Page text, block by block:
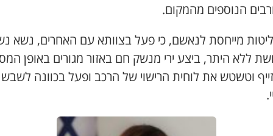
הנוספים מהמקום.
מייחסת לנאשם, כי פעל בצוותא עם האחרים, נשא
ללא היתר, ביצע ירי מנשק חם באזור מגורים באופן
וטשטש את לוחית הרישוי של הרכב ופעל בכוונה